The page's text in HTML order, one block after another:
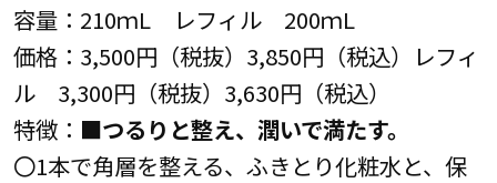
容量：210ｍL レフィル 200ｍL
価格：3,500円（税抜）3,850円（税込）レフィ
ル 3,300円（税抜）3,630円（税込）
特徴：■つるりと整え、潤いで満たす。
〇1本で角層を整える、ふきとり化粧水と、保